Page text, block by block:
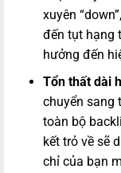
xuyên
đến tụt hạng
hưởng đến
Tổn thất dài
chuyển sang
toàn bộ
kết trỏ về sẽ
chỉ của bạn